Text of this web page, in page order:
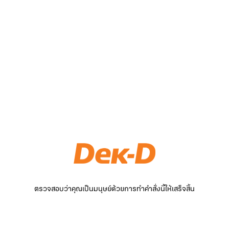
ตรวจสอบว่าคุณเป็นมนุษย์ด้วยการทำคำสั่งนี้ให้เสร็จสิ้น